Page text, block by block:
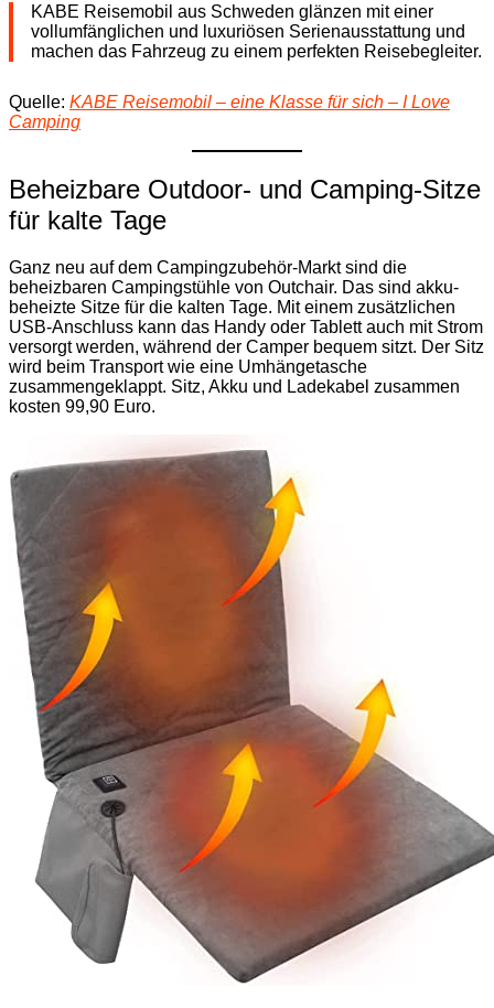
KABE Reisemobil aus Schweden glänzen mit einer
vollumfänglichen und luxuriösen Serienausstattung und
machen das Fahrzeug zu einem perfekten Reisebegleiter.
Quelle: KABE Reisemobil – eine Klasse für sich – I Love
Camping
Beheizbare Outdoor- und Camping-Sitze
für kalte Tage
Ganz neu auf dem Campingzubehör-Markt sind die
beheizbaren Campingstühle von Outchair. Das sind akku-
beheizte Sitze für die kalten Tage. Mit einem zusätzlichen
USB-Anschluss kann das Handy oder Tablett auch mit Strom
versorgt werden, während der Camper bequem sitzt. Der Sitz
wird beim Transport wie eine Umhängetasche
zusammengeklappt. Sitz, Akku und Ladekabel zusammen
kosten 99,90 Euro.